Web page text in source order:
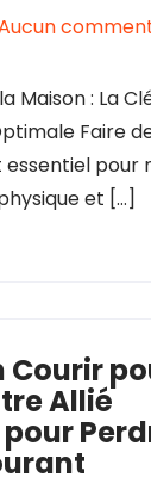
Maison : La
Faire
pour
et […]
Allié